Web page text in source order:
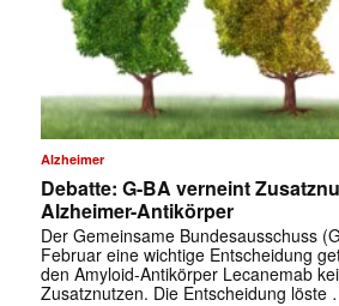
Alzheimer
Debatte: G-BA verneint
Alzheimer-Antikörper
Der Gemeinsame Bundesausschuss
Februar eine wichtige Entscheidung
den Amyloid-Antikörper Lecanemab
Zusatznutzen. Die Entscheidung löste